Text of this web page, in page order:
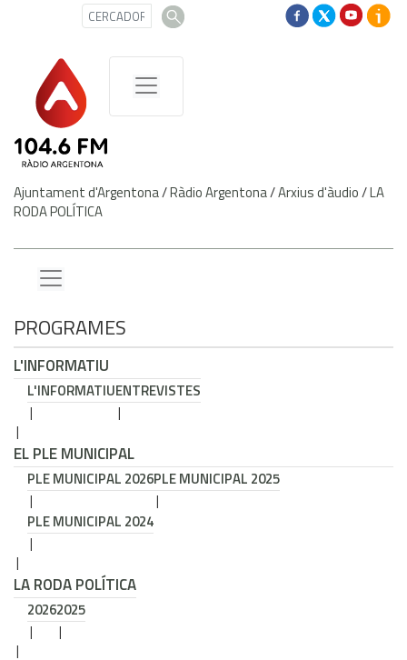
Ajuntament d'Argentona/Ràdio Argentona/Arxius d'àudio/LA
RODA POLÍTICA
PROGRAMES
L'INFORMATIU
L'INFORMATIUENTREVISTES
EL PLE MUNICIPAL
PLE MUNICIPAL 2026PLE MUNICIPAL 2025
PLE MUNICIPAL 2024
LA RODA POLÍTICA
20262025